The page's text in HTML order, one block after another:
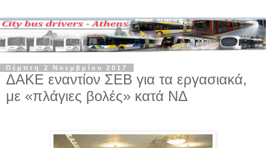
Πέμπτη 2 Νοεμβρίου 2017
ΔΑΚΕ εναντίον ΣΕΒ για τα εργασιακά,
με «πλάγιες βολές» κατά ΝΔ